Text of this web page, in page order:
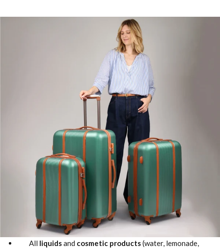
All liquidsand cosmetic products(water, lemonade,